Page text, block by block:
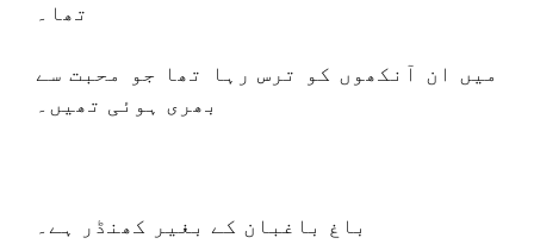
تھا۔
میں ان آنکھوں کو ترس رہا تھا جو محبت سے
بھری ہوئی تھیں۔
باغ باغبان کے بغیر کھنڈر ہے۔